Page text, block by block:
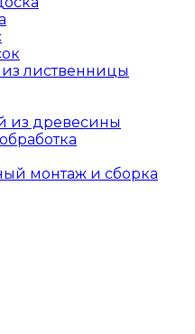
лиственницы
из древесины
монтаж и сборка